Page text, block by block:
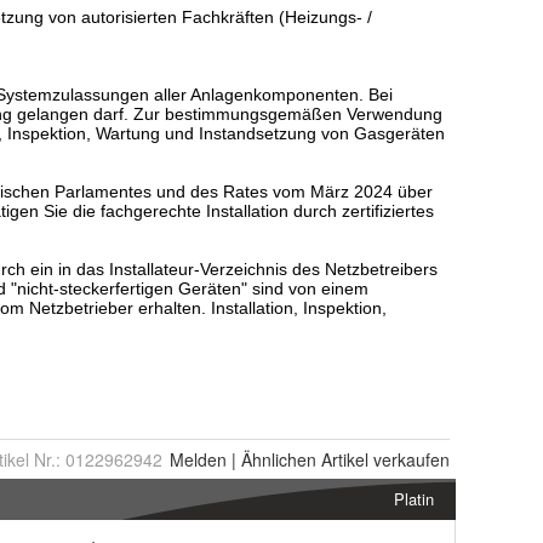
Nr.: 0122962942 Melden | Ähnlichen Artikel verkaufen
Platin